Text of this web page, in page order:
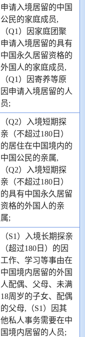
申请入境居留的中国
公民的家庭成员,
（Q1）因家庭团聚
申请入境居留的具有
中国永久居留资格的
外国人的家庭成员,
（Q1）因寄养等原
因申请入境居留的人
员;
（Q2）入境短期探
亲（不超过180日）
的居住在中国境内的
中国公民的亲属,
（Q2）入境短期探
亲（不超过180日）
的具有中国永久居留
资格的外国人的亲
属;
（S1）入境长期探亲
（超过180日）的因
工作、学习等事由在
中国境内居留的外国
人配偶、父母、未满
18周岁的子女、配偶
的父母,（S1）因其
他私人事务需要在中
国境内居留的人员;